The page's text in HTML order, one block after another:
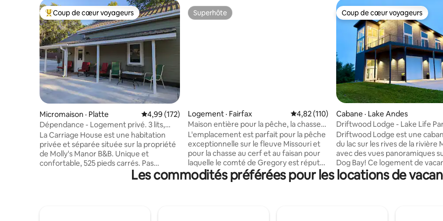
Coup de cœur voyageurs parmi les plus aimés
Coup de cœur voyageurs
Micromaison · Platte Note moyenne de 4,99 sur 5, 172 commentaires
4,99 (172)
Dépendance - Logement privé. 3 lits,
1 salle de bain
La Carriage House est une habitation
privée et séparée située sur la propriété
de Molly's Manor B&B. Unique et
confortable, 525 pieds carrés. Pas
d'entrée avec marches. L'étage principal
comprend une chambre avec un lit
Superhôte
Superhôte
Logement · Fairfax Note moyenne de 4,82 sur 5, 110
4,82 (110)
Maison entière pour la pêche, la chasse
ou pour passer !
L'emplacement est parfait pour la pêche
exceptionnelle sur le fleuve Missouri et
pour la chasse au cerf et au faisan pour
laquelle le comté de Gregory est réputé!
À 15 à 25 minutes de quatre rampes
d'embarquement différentes sur la
Coup de cœur voyageurs
Coup de cœur voyageurs
Cabane · Lake Andes
Driftwood Lodge - Lake Life
Driftwood Lodge est une
du lac sur les rives de la rivière
avec des vues panoramiques
Dog Bay! Ce logement de vacances
familial est situé à Francis
région du parc d'État de North
Les commodités préférées pour les locations de